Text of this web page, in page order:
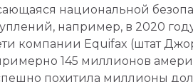
национальной
например, в 2020
компании Equifax (штат
145 миллионов
похитила миллионы